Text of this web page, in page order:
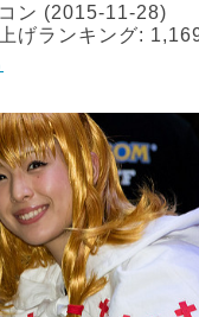
ン (2015-11-28)
げランキング: